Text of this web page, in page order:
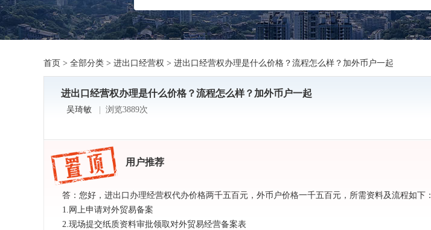
首页 > 全部分类 > 进出口经营权 > 进出口经营权办理是什么价格？流程怎么样？加外币户一起
进出口经营权办理是什么价格？流程怎么样？加外币户一起
吴琦敏 浏览3889次
用户推荐
答：您好，进出口办理经营权代办价格两千五百元，外币户价格一千五百元，所需资料及流程如下：
1.网上申请对外贸易备案
2.现场提交纸质资料审批领取对外贸易经营备案表